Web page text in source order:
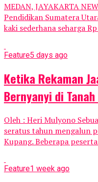
MEDAN, JAYAKARTA
Pendidikan Sumatera
kaki sederhana seharga
Feature5 days ago
Ketika Rekaman
Bernyanyi di
Oleh : Heri Mulyono
seratus tahun mengalun
Kupang. Beberapa
Feature1 week ago